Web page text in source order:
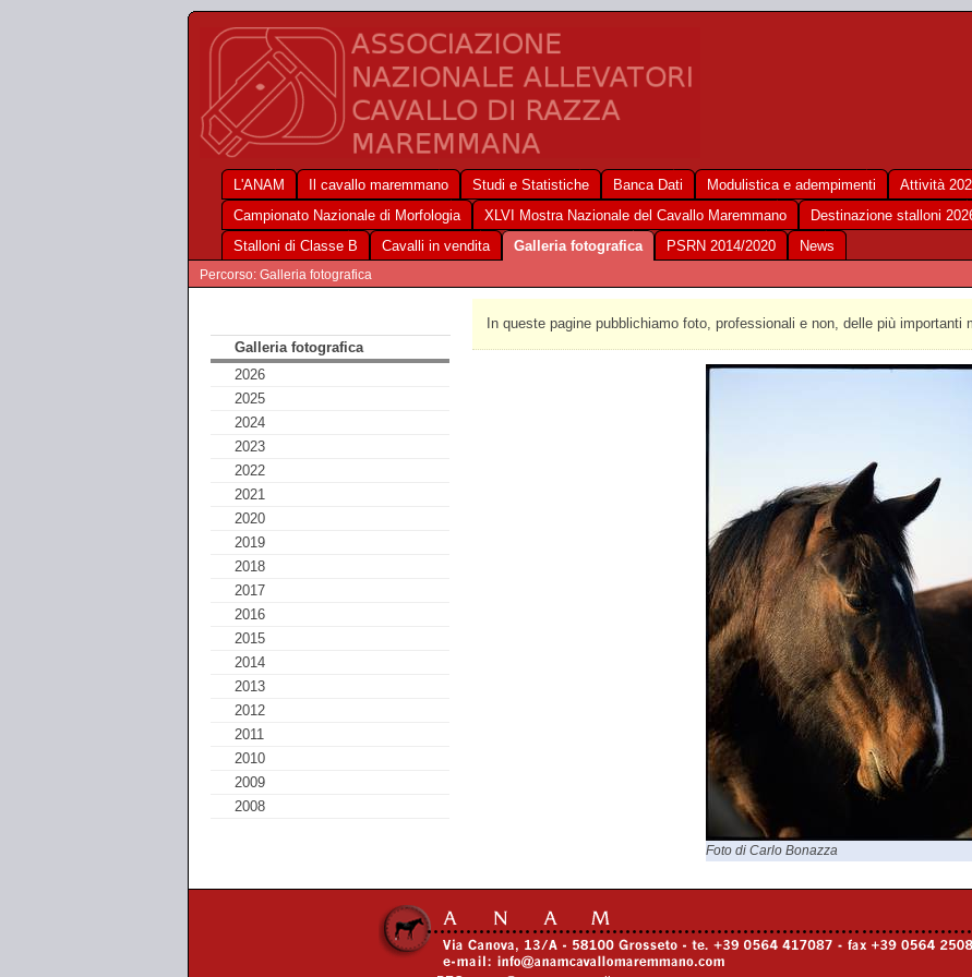
L'ANAM Il cavallo maremmano Studi e Statistiche Banca Dati Modulistica e adempimenti Attività
Campionato Nazionale di Morfologia
XLVI Mostra Nazionale del Cavallo Maremmano Destinazione stalloni
Stalloni di Classe B
Cavalli in vendita Galleria fotografica PSRN 2014/2020 News
Percorso: Galleria fotografica
Galleria fotografica
2026
2025
2024
2023
2022
2021
2020
2019
2018
2017
2016
2015
2014
2013
2012
2011
2010
2009
2008
In queste pagine pubblichiamo foto, professionali e non, delle più
Foto di Carlo Bonazza